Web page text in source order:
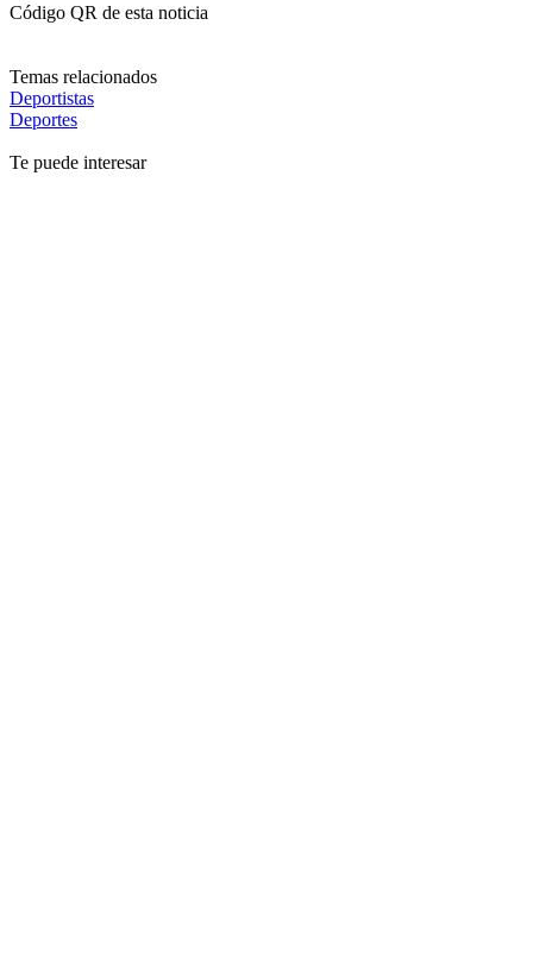
Código QR de esta noticia
Temas relacionados
Deportistas
Deportes
Te puede interesar